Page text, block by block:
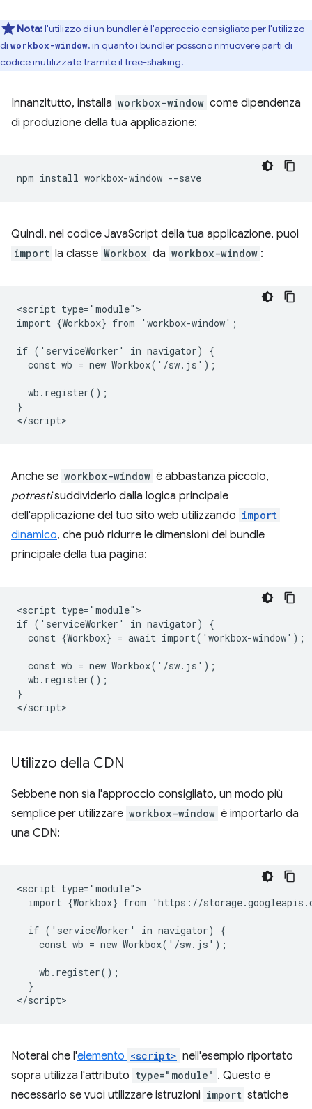
Nota:l'utilizzo di un bundler è l'approccio consigliato per l'utilizzo
di workbox-window, in quanto i bundler possono rimuovere parti di
codice inutilizzate tramite il tree-shaking.
Innanzitutto, installa workbox-window come dipendenza
di produzione della tua applicazione:
npm install workbox-window
Quindi, nel codice JavaScript della tua applicazione, puoi
import la classe Workbox da workbox-window :
<script type="module">
import {Workbox} from 'workbox-window';
if ('serviceWorker' in navigator) {
  const wb = new Workbox('/sw.js');
  wb.register();
}
Anche se workbox-window è abbastanza piccolo,
potrestisuddividerlo dalla logica principale
dell'applicazione del tuo sito web utilizzando import
dinamico, che può ridurre le dimensioni del bundle
principale della tua pagina:
<script type="module">
if ('serviceWorker' in navigator) {
  const {Workbox} = await import('workbox-window');
  const wb = new Workbox('/sw.js');
  wb.register();
}
Utilizzo della CDN
Sebbene non sia l'approccio consigliato, un modo più
semplice per utilizzare workbox-window è importarlo da
una CDN:
<script type="module">
import {Workbox} from 'https://
  if ('serviceWorker' in navigator) {
    const wb = new Workbox('/sw.js');
    wb.register();
  }
Noterai che l'elemento <script> nell'esempio riportato
sopra utilizza l'attributo type="module" . Questo è
necessario se vuoi utilizzare istruzioni import statiche